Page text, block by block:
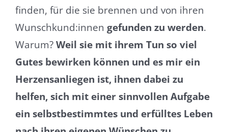
finden, für die sie brennen und von ihren
Wunschkund:innen gefunden zu werden.
Warum?Weil sie mit ihrem Tun so viel
Gutes bewirken können und es mir ein
Herzensanliegen ist, ihnen dabei zu
helfen, sich mit einer sinnvollen Aufgabe
ein selbstbestimmtes und erfülltes Leben